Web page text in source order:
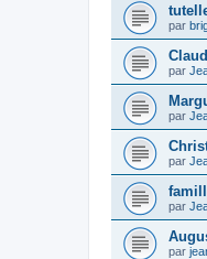
par
par
par
par
par
par